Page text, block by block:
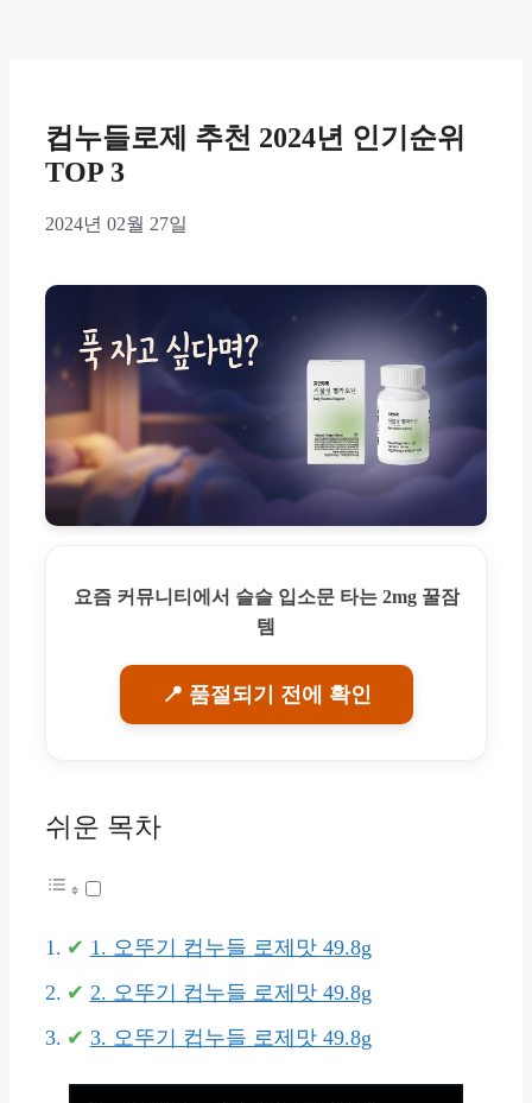
컵누들로제 추천 2024년 인기순위
TOP 3
2024년 02월 27일
요즘 커뮤니티에서 슬슬 입소문 타는 2mg 꿀잠
템
📍 품절되기 전에 확인
쉬운 목차
1. 오뚜기 컵누들 로제맛 49.8g
2. 오뚜기 컵누들 로제맛 49.8g
3. 오뚜기 컵누들 로제맛 49.8g